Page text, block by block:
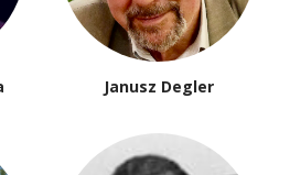
Janusz Degler